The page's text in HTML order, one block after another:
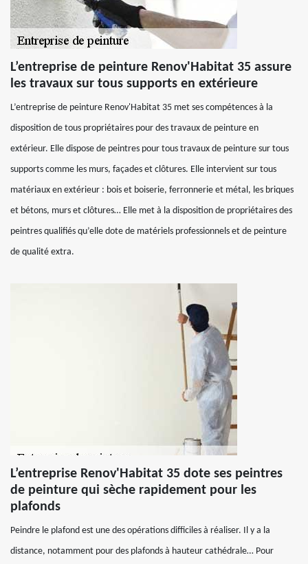
L’entreprise de peinture Renov'Habitat 35 assure
les travaux sur tous supports en extérieure
L’entreprise de peinture Renov'Habitat 35 met ses compétences à la
disposition de tous propriétaires pour des travaux de peinture en
extérieur. Elle dispose de peintres pour tous travaux de peinture sur tous
supports comme les murs, façades et clôtures. Elle intervient sur tous
matériaux en extérieur : bois et boiserie, ferronnerie et métal, les briques
et bétons, murs et clôtures… Elle met à la disposition de propriétaires des
peintres qualifiés qu’elle dote de matériels professionnels et de peinture
de qualité extra.
L’entreprise Renov'Habitat 35 dote ses peintres
de peinture qui sèche rapidement pour les
plafonds
Peindre le plafond est une des opérations difficiles à réaliser. Il y a la
distance, notamment pour des plafonds à hauteur cathédrale… Pour